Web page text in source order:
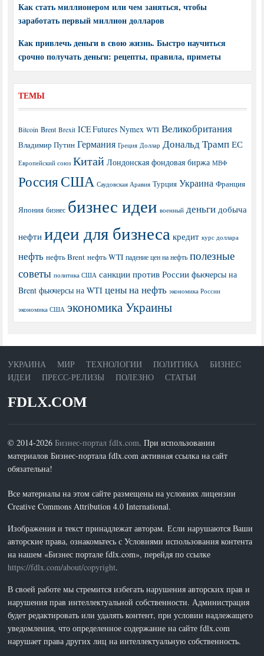
Как стать миллионером или чем заняться, чтобы
заработать первый миллион долларов
Как привлечь деньги в свою жизнь. Быстро научиться
срочно получать деньги: рецепты, правила, приметы
ТЕМЫ
Bitcoin Brent Brexit ICE Futures Nymex WTI Великобритания
Владимир Путин Германия Греция Доллар Дональд Трамп ЕС
Европейский союз Китай Лондонская фондовая биржа МВФ
РоссияСША Саудовская Аравия Турция Украина Франция
Япония бизнес бизнес идеи военный деньги добыча
нефти идеи для бизнеса кредит курс доллара
нефть нефть Brent нефть WTI падение цен на нефть полезные
советы политика США санкции против России фьючерсы на
Brent фьючерсы на WTI цены на нефть экономика России
экономика США экономика Украины
УКРАИНА МИР ТЕХНОЛОГИИ ПОЛИТИКА
БИЗНЕС
ИДЕИ
ПРЕСС-РЕЛИЗЫ ПОЛЕЗНО СТАТЬИ
FDLX.COM
© 2014-2026 Бизнес-портал fdlx.com. При использовании
материалов Бизнес-портала fdlx.com активная ссылка на сайт
обязательна!
Все материалы на этом сайте размещены на условиях лицензии
Creative Commons Attribution 4.0 International.
Изображения и текст принадлежат авторам. Если нарушаются Ваши
авторские права, ознакомьтесь с Условиями использования контента
на нашем «Бизнес портале fdlx.com», перейдя по ссылке
https://fdlx.com/about/copyright.
В своей работе мы стремится избегать нарушения авторских прав и
нарушения прав интеллектуальной собственности. Администрация
будет редактировать или удалять контент, при условии надлежащего
уведомления, что определенное содержание на сайте fdlx.com
нарушает права других лиц на интеллектуальную собственность.